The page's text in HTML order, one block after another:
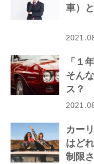
車）
「１
そん
ス？
カー
はど
制限